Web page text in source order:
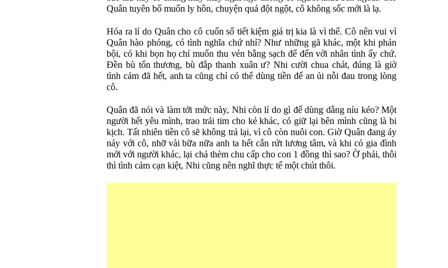
Quân tuyên bố muốn ly hôn, chuyện quá đột ngột, cô không sốc mới là lạ.
Hóa ra lí do Quân cho cô cuốn sổ tiết kiệm giá trị kia là vì thế. Cô nên vui vì
Quân hào phóng, có tình nghĩa chứ nhỉ? Như những gã khác, một khi phản
bội, có khi bọn họ chỉ muốn thu vén bằng sạch để đến với nhân tình ấy chứ.
Đền bù tổn thương, bù đắp thanh xuân ư? Nhi cười chua chát, đúng là giờ
tình cảm đã hết, anh ta cũng chỉ có thể dùng tiền để an ủi nỗi đau trong lòng
cô.
Quân đã nói và làm tới mức này, Nhi còn lí do gì để dùng dằng níu kéo? Một
người hết yêu mình, trao trái tim cho kẻ khác, có giữ lại bên mình cũng là bi
kịch. Tất nhiên tiền cô sẽ không trả lại, vì cô còn nuôi con. Giờ Quân đang áy
náy với cô, nhỡ vài bữa nữa anh ta hết cắn rứt lương tâm, và khi có gia đình
mới với người khác, lại chả thèm chu cấp cho con 1 đồng thì sao? Ờ phải, thôi
thì tình cảm cạn kiệt, Nhi cũng nên nghĩ thực tế một chút thôi.